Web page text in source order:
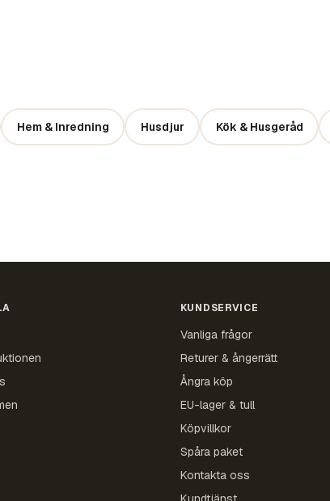
Hem & Inredning Husdjur Kök & Husgeråd
KUNDSERVICE
Vanliga frågor
Returer & ångerrätt
Ångra köp
EU-lager & tull
Köpvillkor
Spåra paket
Kontakta oss